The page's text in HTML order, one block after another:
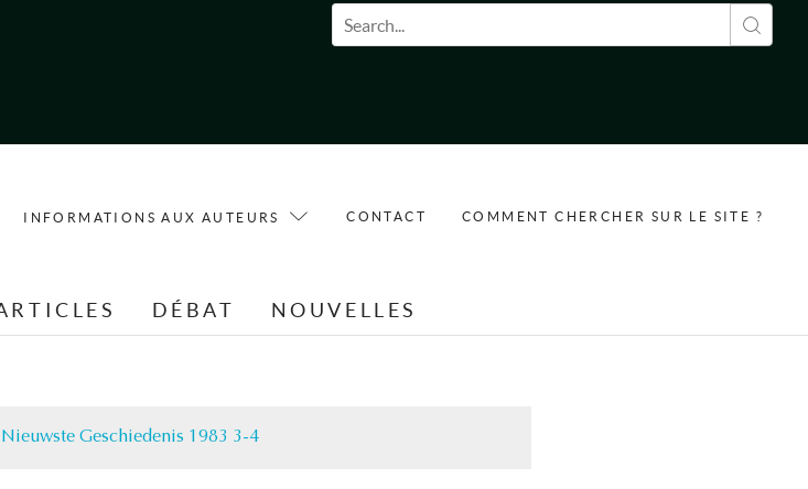
Formulaire de recherche
INFORMATIONS AUX AUTEURS CONTACT COMMENT CHERCHER SUR LE SITE ?
DÉBAT NOUVELLES
Geschiedenis 1983 3-4